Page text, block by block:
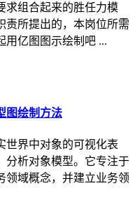
求组合起来的胜任力模
责所提出的，本岗位所需
用亿图图示绘制吧 ...
图绘制方法
世界中对象的可视化表
分析对象模型。它专注于
领域概念，并建立业务领